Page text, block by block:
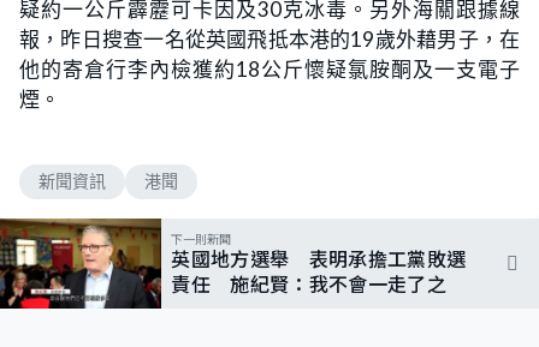
%
疑約一公斤霹靂可卡因及30克冰毒。另外海關跟據線
報，昨日搜查一名從英國飛抵本港的19歲外藉男子，在
他的寄倉行李內檢獲約18公斤懷疑氯胺酮及一支電子
煙。
新聞資訊 港聞
下一則新聞
英國地方選舉 表明承擔工黨敗選
責任 施紀賢：我不會一走了之